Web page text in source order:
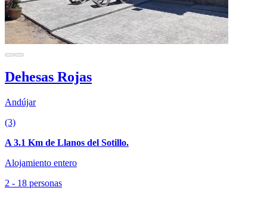
Dehesas Rojas
Andújar
(3)
A 3.1 Km de Llanos del Sotillo.
Alojamiento entero
2 - 18 personas